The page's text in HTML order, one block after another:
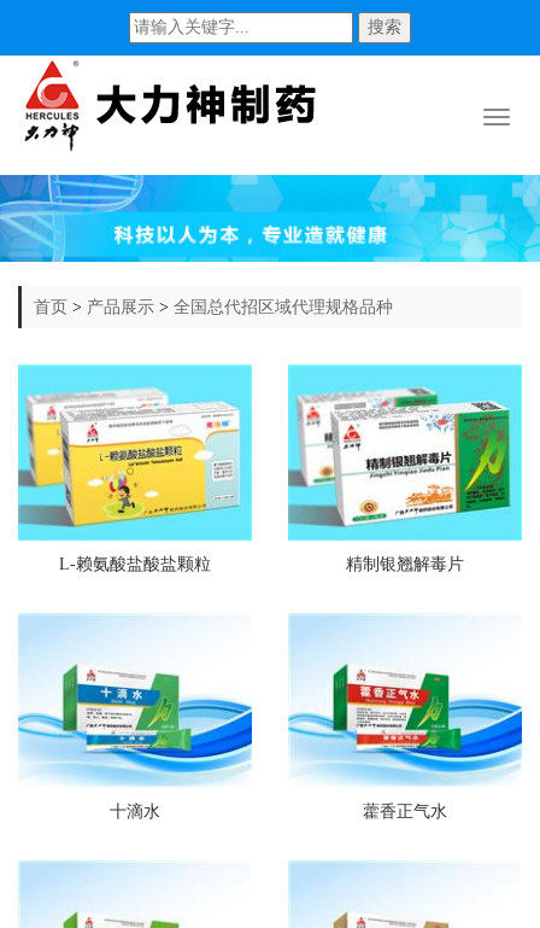
搜索
首页 > 产品展示 > 全国总代招区域代理规格品种
L-赖氨酸盐酸盐颗粒 精制银翘解毒片
十滴水 藿香正气水